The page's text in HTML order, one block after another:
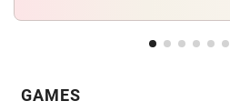
GAMES